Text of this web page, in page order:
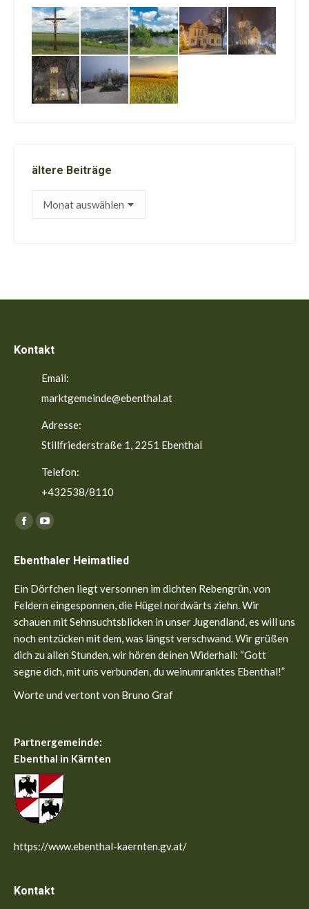
ältere Beiträge
ältere
Kontakt
Email:
marktgemeinde@ebenthal.at
Adresse:
Stillfriederstraße 1, 2251 Ebenthal
Telefon:
+432538/8110
Finden Sie uns auf:
Facebook
opens
in
new
window
YouTube
opens
in
new
window
Ebenthaler Heimatlied
Ein Dörfchen liegt versonnen im dichten Rebengrün, von
Feldern eingesponnen, die Hügel nordwärts ziehn. Wir
schauen mit Sehnsuchtsblicken in unser Jugendland, es will uns
noch entzücken mit dem, was längst verschwand. Wir grüßen
dich zu allen Stunden, wir hören deinen Widerhall: “Gott
segne dich, mit uns verbunden, du weinumranktes Ebenthal!”
Worte und vertont von Bruno Graf
Partnergemeinde:
Ebenthal in Kärnten
https://www.ebenthal-kaernten.gv.at/
Kontakt